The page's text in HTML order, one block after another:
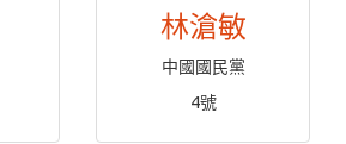
林滄敏
中國國民黨
4號